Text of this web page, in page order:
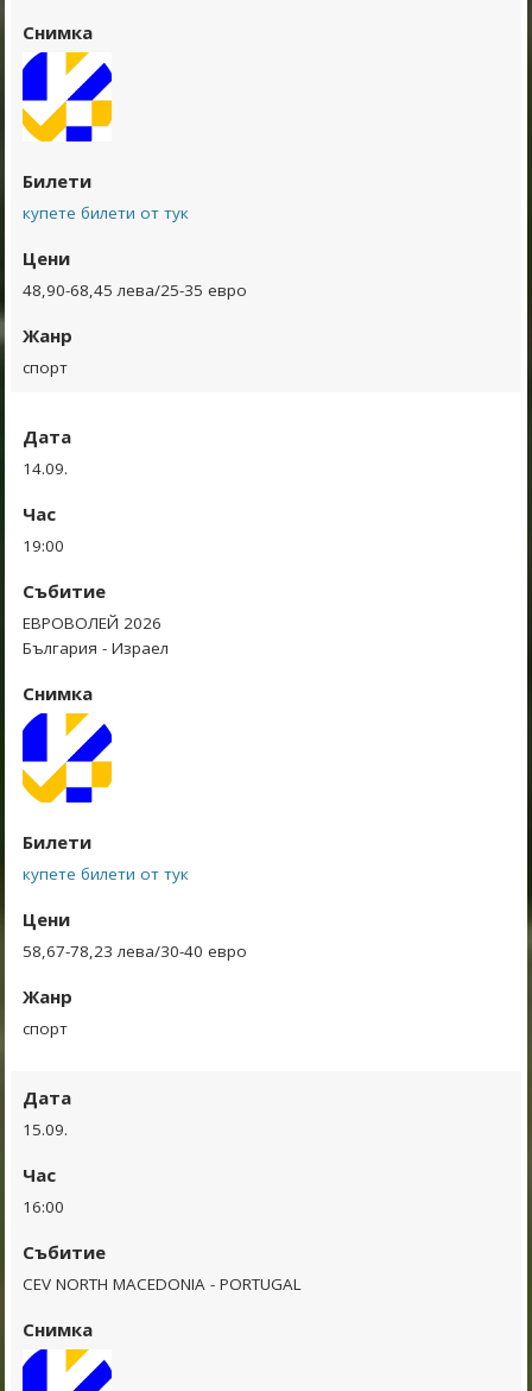
Снимка
Билети
купете билети от тук
Цени
48,90-68,45 лева/25-35 евро
Жанр
спорт
Дата
14.09.
Час
19:00
Събитие
ЕВРОВОЛЕЙ 2026
България - Израел
Снимка
Билети
купете билети от тук
Цени
58,67-78,23 лева/30-40 евро
Жанр
спорт
Дата
15.09.
Час
16:00
Събитие
CEV NORTH MACEDONIA - PORTUGAL
Снимка